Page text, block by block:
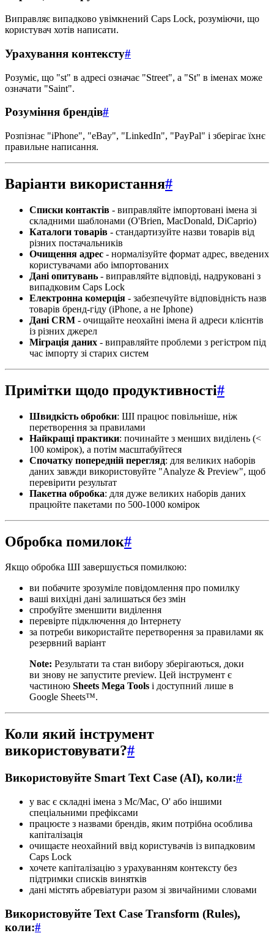
Виправляє випадково увімкнений Caps Lock, розуміючи, що
користувач хотів написати.
Урахування контексту#
Розуміє, що "st" в адресі означає "Street", а "St" в іменах може
означати "Saint".
Розуміння брендів#
Розпізнає "iPhone", "eBay", "LinkedIn", "PayPal" і зберігає їхнє
правильне написання.
Варіанти використання#
Списки контактів - виправляйте імпортовані імена зі
складними шаблонами (O'Brien, MacDonald, DiCaprio)
Каталоги товарів - стандартизуйте назви товарів від
різних постачальників
Очищення адрес - нормалізуйте формат адрес, введених
користувачами або імпортованих
Дані опитувань - виправляйте відповіді, надруковані з
випадковим Caps Lock
Електронна комерція - забезпечуйте відповідність назв
товарів бренд-гіду (iPhone, а не Iphone)
Дані CRM - очищайте неохайні імена й адреси клієнтів
із різних джерел
Міграція даних - виправляйте проблеми з регістром під
час імпорту зі старих систем
Примітки щодо продуктивності#
Швидкість обробки: ШІ працює повільніше, ніж
перетворення за правилами
Найкращі практики: починайте з менших виділень (<
100 комірок), а потім масштабуйтеся
Спочатку попередній перегляд: для великих наборів
даних завжди використовуйте "Analyze & Preview", щоб
перевірити результат
Пакетна обробка: для дуже великих наборів даних
працюйте пакетами по 500-1000 комірок
Обробка помилок#
Якщо обробка ШІ завершується помилкою:
ви побачите зрозуміле повідомлення про помилку
ваші вихідні дані залишаться без змін
спробуйте зменшити виділення
перевірте підключення до Інтернету
за потреби використайте перетворення за правилами як
резервний варіант
Note: Результати та стан вибору зберігаються, доки
ви знову не запустите preview. Цей інструмент є
частиною Sheets Mega Tools і доступний лише в
Google Sheets™.
Коли який інструмент
використовувати?#
Використовуйте Smart Text Case (AI), коли:#
у вас є складні імена з Mc/Mac, O' або іншими
спеціальними префіксами
працюєте з назвами брендів, яким потрібна особлива
капіталізація
очищаєте неохайний ввід користувачів із випадковим
Caps Lock
хочете капіталізацію з урахуванням контексту без
підтримки списків винятків
дані містять абревіатури разом зі звичайними словами
Використовуйте Text Case Transform (Rules),
коли:#